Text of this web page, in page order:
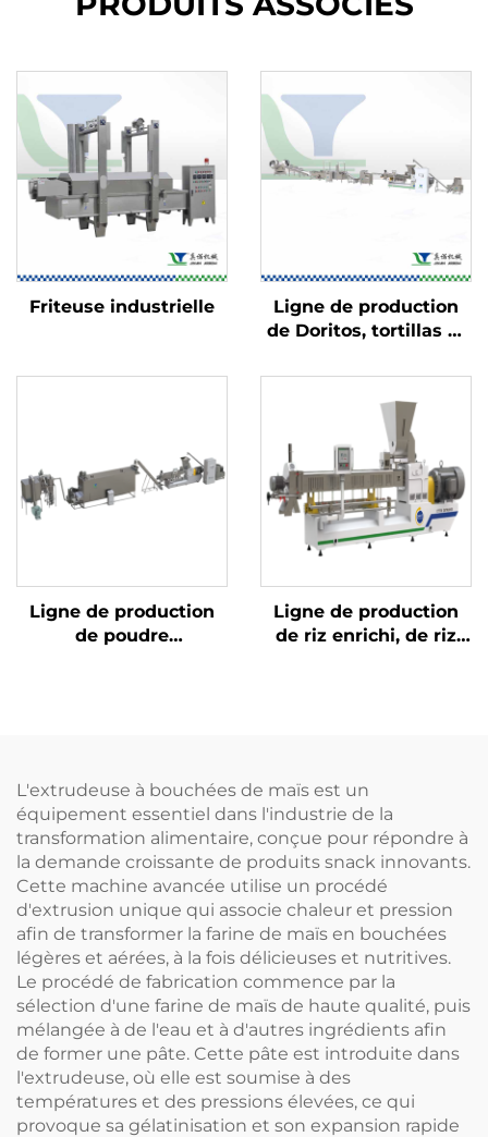
Friteuse industrielle
Ligne de production
de Doritos, tortillas et
Ligne de production
de poudre
Ligne de production
de riz enrichi, de riz
L'extrudeuse à bouchées de maïs est un
équipement essentiel dans l'industrie de la
transformation alimentaire, conçue pour répondre à
la demande croissante de produits snack innovants.
Cette machine avancée utilise un procédé
d'extrusion unique qui associe chaleur et pression
afin de transformer la farine de maïs en bouchées
légères et aérées, à la fois délicieuses et nutritives.
Le procédé de fabrication commence par la
sélection d'une farine de maïs de haute qualité, puis
mélangée à de l'eau et à d'autres ingrédients afin
de former une pâte. Cette pâte est introduite dans
l'extrudeuse, où elle est soumise à des
températures et des pressions élevées, ce qui
provoque sa gélatinisation et son expansion rapide